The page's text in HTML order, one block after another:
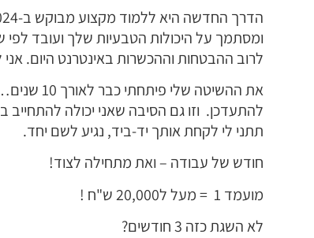
הדרך החדשה היא ללמוד מקצוע מבוקש ב-2024 שדורש הכשרה קצרה,
ומסתמך על היכולות הטבעיות שלך ועובד לפי
לרוב ההבטחות וההכשרות באינטרנט היום.
את ההשיטה שלי פיתחתי כבר לאורך 10 שנים…
להתעדכן. וזו גם הסיבה שאני יכולה
תתני לי לקחת אותך יד-ביד, נגיע לשם יחד.
חודש של עבודה – ואת מתחילה לצוד!
מועמד 1 = מעל ל20,000 ש"ח !
לא השגת כזה 3 חודשים?